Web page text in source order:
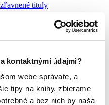
kontaktnými údajmi?
webe správate, a
tipy na knihy, zbierame
a bez nich by naša
zľavnené tituly
na centrálnom sklade
(0 titulov)dostupná (bez